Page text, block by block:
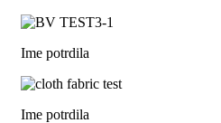
Ime potrdila
Ime potrdila